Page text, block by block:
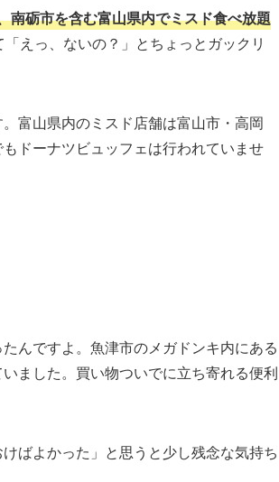
南砺市を含む富山県内でミスド食べ放題
えっ、ないの？」とちょっとガックリ
富山県内のミスド店舗は富山市・高岡
ドーナツビュッフェは行われていませ
んですよ。魚津市のメガドンキ内にある
ました。買い物ついでに立ち寄れる便利
ばよかった」と思うと少し残念な気持ち